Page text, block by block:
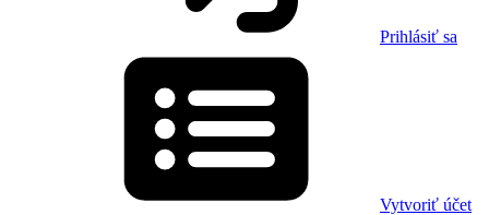
Prihlásiť sa
Vytvoriť účet